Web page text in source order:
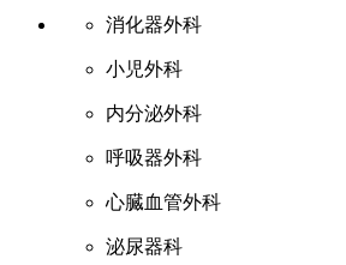
消化器外科
小児外科
内分泌外科
呼吸器外科
心臓血管外科
泌尿器科